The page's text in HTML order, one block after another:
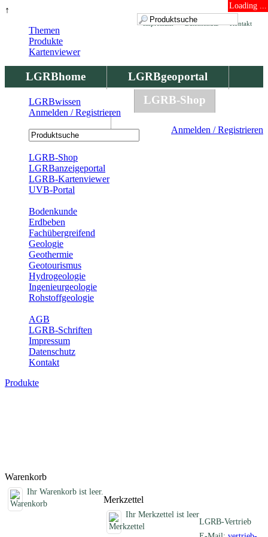
↑ Loading ...
Kontakt
Datenschutz
Impressum
LGRBhome
LGRBgeoportal
LGRBbohrungen
LGRB-Shop
Anmelden / Registrieren
Themen
Produkte
Kartenviewer
LGRBwissen
Anmelden / Registrieren
LGRB-Shop
LGRBanzeigeportal
LGRB-Kartenviewer
UVB-Portal
Bodenkunde
Erdbeben
Fachübergreifend
Geologie
Geothermie
Geotourismus
Hydrogeologie
Ingenieurgeologie
Rohstoffgeologie
AGB
LGRB-Schriften
Impressum
Datenschutz
Kontakt
Produkte
Warenkorb
Ihr Warenkorb ist leer.
Merkzettel
Ihr Merkzettel ist leer
LGRB-Vertrieb